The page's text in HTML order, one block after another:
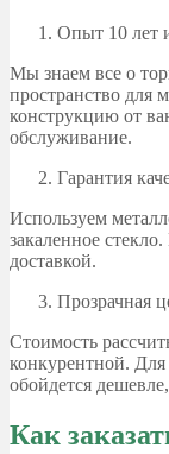
Опыт 10 лет
Мы знаем все о
пространство для
конструкцию от
обслуживание.
Гарантия
Используем
закаленное
доставкой.
Прозрачная
Стоимость
конкурентной.
обойдется
Как